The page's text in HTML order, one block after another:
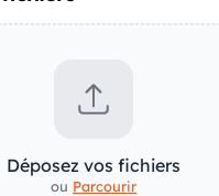
Déposez vos fichiers
Parcourir